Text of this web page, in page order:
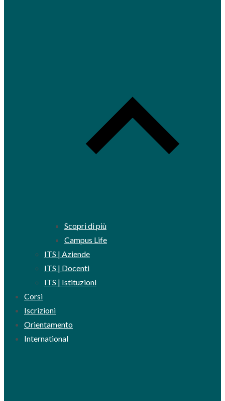
Scopri di più
Campus Life
ITS | Aziende
ITS | Docenti
ITS | Istituzioni
Corsi
Iscrizioni
Orientamento
International